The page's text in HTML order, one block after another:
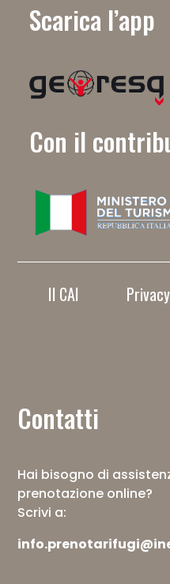
Scarica l’app
Con il
Il CAI
Contatti
Hai bisogno di
prenotazione online?
Scrivi a: